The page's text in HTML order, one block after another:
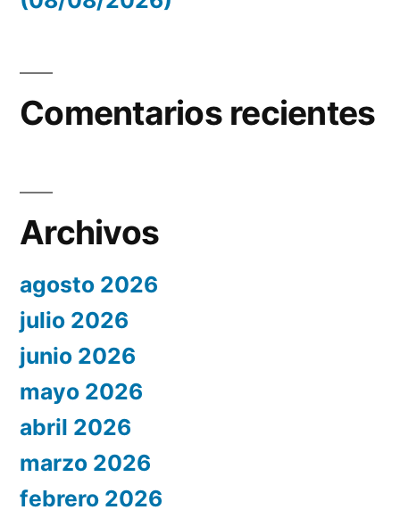
Comentarios recientes
Archivos
agosto 2026
julio 2026
junio 2026
mayo 2026
abril 2026
marzo 2026
febrero 2026